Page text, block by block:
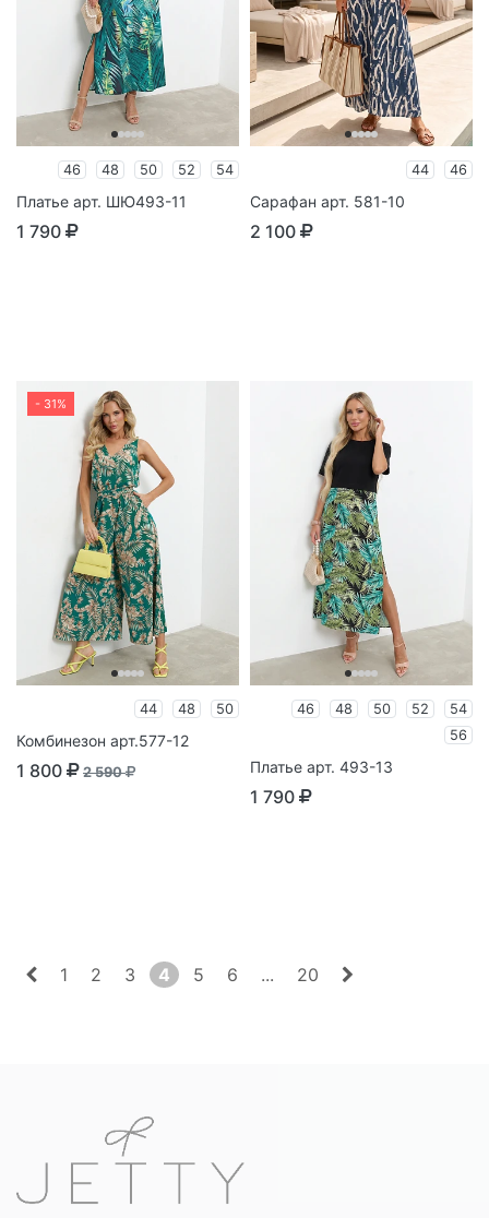
46 48 50 52 54
Платье арт. ШЮ493-11
1 790
44 46
Сарафан арт. 581-10
2 100
- 31%
44 48 50
Комбинезон арт.577-12
1 800 2 590
46 48 50 52
54
56
Платье арт. 493-13
1 790
1 2 3 4 5 6 ... 20